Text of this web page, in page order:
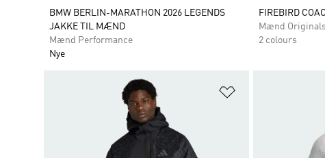
BMW BERLIN-MARATHON 2026 LEGENDS
JAKKE TIL MÆND
Mænd Performance
Nye
FIREBIRD
Mænd Originals
2 colours